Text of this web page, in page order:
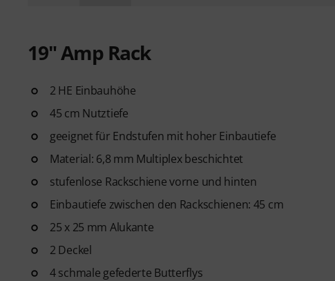
19" Amp Rack
2 HE Einbauhöhe
45 cm Nutztiefe
geeignet für Endstufen mit hoher Einbautiefe
Material: 6,8 mm Multiplex beschichtet
stufenlose Rackschiene vorne und hinten
Einbautiefe zwischen den Rackschienen: 45 cm
25 x 25 mm Alukante
2 Deckel
4 schmale gefederte Butterflys